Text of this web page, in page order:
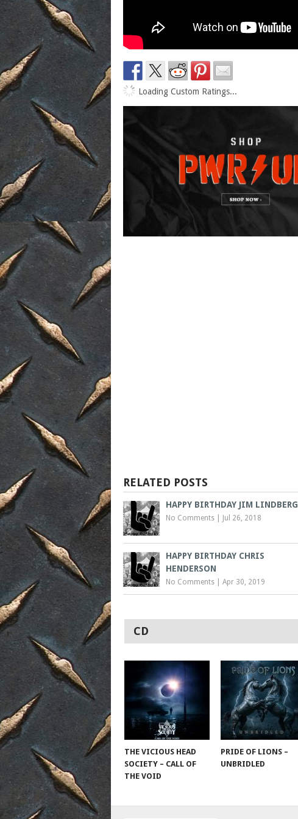
Loading Custom Ratings...
RELATED POSTS
HAPPY BIRTHDAY JIM LINDBERG
No Comments Jul 26, 2018
HAPPY BIRTHDAY CHRIS
HENDERSON
No Comments Apr 30, 2019
CD
THE VICIOUS HEAD
SOCIETY – CALL OF
THE VOID
PRIDE OF LIONS –
UNBRIDLED